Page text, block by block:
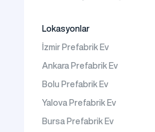
Lokasyonlar
İzmir Prefabrik Ev
Ankara Prefabrik Ev
Bolu Prefabrik Ev
Yalova Prefabrik Ev
Bursa Prefabrik Ev